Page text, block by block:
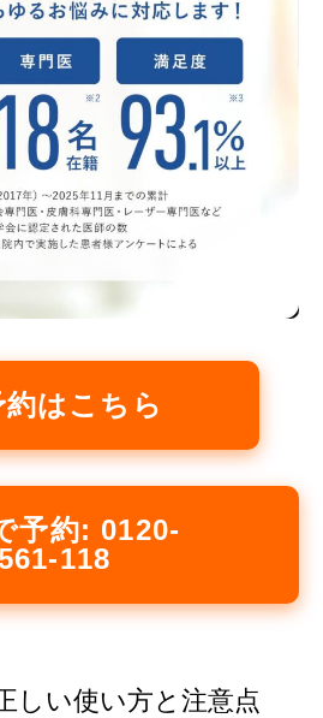
はこちら
予約: 0120-
118
しい使い方と注意点